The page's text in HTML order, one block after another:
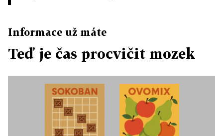
Informace už máte
Teď je čas procvičit mozek